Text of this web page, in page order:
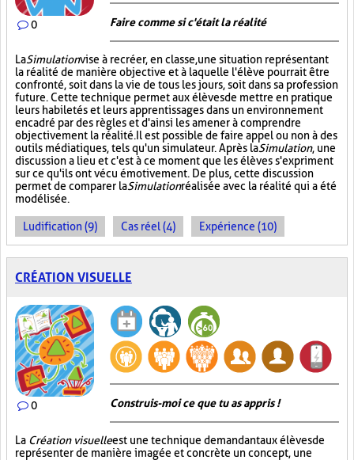
0 Faire comme si c'était la réalité
LaSimulationvise à recréer, en classe, une situation représentant
la réalité de manière objective et à laquelle l'élève pourrait être
confronté, soit dans la vie de tous les jours, soit dans sa profession
future. Cette technique permet aux élèves de mettre en pratique
leurs habiletés et leurs apprentissages dans un environnement
encadré par des règles et d'ainsi les amener à comprendre
objectivement la réalité. Il est possible de faire appel ou non à des
outils médiatiques, tels qu'un simulateur. Après laSimulation, une
discussion a lieu et c'est à ce moment que les élèves s'expriment
sur ce qu'ils ont vécu émotivement. De plus, cette discussion
permet de comparer laSimulationréalisée avec la réalité qui a été
modélisée.
Ludification (9) Cas réel (4) Expérience (10)
CRÉATION VISUELLE
0 Construis-moi ce que tu as appris !
La Création visuelleest une technique demandant aux élèves de
représenter de manière imagée et concrète un concept, une